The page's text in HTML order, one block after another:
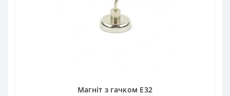
Магніт з гачком E32